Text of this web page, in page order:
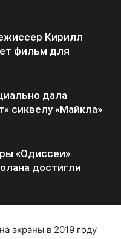
Кирилл
фильм для
дала
сиквелу «Майкла»
«Одиссеи»
достигли
экраны в 2019 году